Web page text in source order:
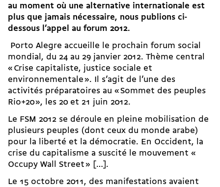
au moment où une alternative internationale est
plus que jamais nécessaire, nous publions ci-
dessous l’appel au forum 2012.
Porto Alegre accueille le prochain forum social
mondial, du 24 au 29 janvier 2012. Thème central
« Crise capitaliste, justice sociale et
environnementale ». Il s’agit de l’une des
activités préparatoires au « Sommet des peuples
Rio+20 », les 20 et 21 juin 2012.
Le FSM 2012 se déroule en pleine mobilisation de
plusieurs peuples (dont ceux du monde arabe)
pour la liberté et la démocratie. En Occident, la
crise du capitalisme a suscité le mouvement «
Occupy Wall Street » […].
Le 15 octobre 2011, des manifestations avaient